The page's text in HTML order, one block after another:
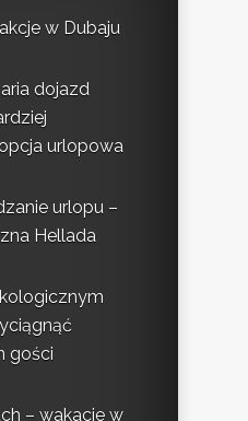
w Dubaju
dojazd
urlopowa
urlopu –
Hellada
gości
– wakacje w